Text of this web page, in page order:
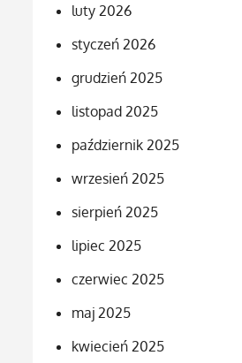
luty 2026
styczeń 2026
grudzień 2025
listopad 2025
październik 2025
wrzesień 2025
sierpień 2025
lipiec 2025
czerwiec 2025
maj 2025
kwiecień 2025